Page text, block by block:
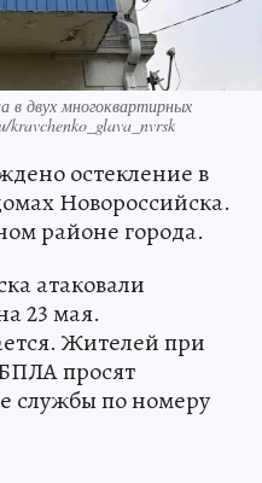
двух многоквартирных
остекление в
Новороссийска.
районе города.
атаковали
23 мая.
Жителей при
просят
службы по номеру